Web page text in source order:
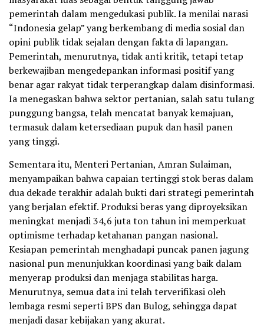
pemerintah dalam mengedukasi publik. Ia menilai narasi
“Indonesia gelap” yang berkembang di media sosial dan
opini publik tidak sejalan dengan fakta di lapangan.
Pemerintah, menurutnya, tidak anti kritik, tetapi tetap
berkewajiban mengedepankan informasi positif yang
benar agar rakyat tidak terperangkap dalam disinformasi.
Ia menegaskan bahwa sektor pertanian, salah satu tulang
punggung bangsa, telah mencatat banyak kemajuan,
termasuk dalam ketersediaan pupuk dan hasil panen
yang tinggi.
Sementara itu, Menteri Pertanian, Amran Sulaiman,
menyampaikan bahwa capaian tertinggi stok beras dalam
dua dekade terakhir adalah bukti dari strategi pemerintah
yang berjalan efektif. Produksi beras yang diproyeksikan
meningkat menjadi 34,6 juta ton tahun ini memperkuat
optimisme terhadap ketahanan pangan nasional.
Kesiapan pemerintah menghadapi puncak panen jagung
nasional pun menunjukkan koordinasi yang baik dalam
menyerap produksi dan menjaga stabilitas harga.
Menurutnya, semua data ini telah terverifikasi oleh
lembaga resmi seperti BPS dan Bulog, sehingga dapat
menjadi dasar kebijakan yang akurat.